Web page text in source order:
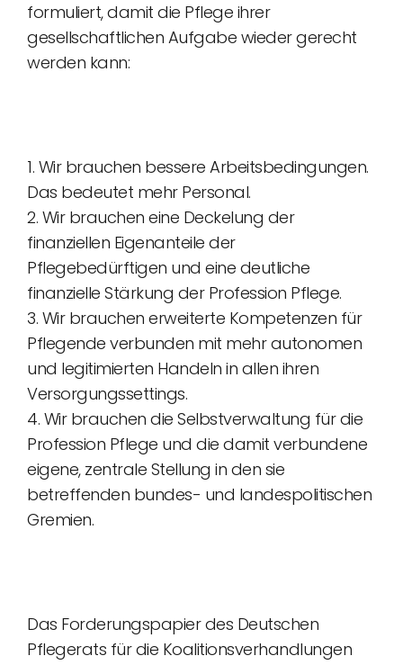
formuliert, damit die Pflege ihrer
gesellschaftlichen Aufgabe wieder gerecht
werden kann:
1. Wir brauchen bessere Arbeitsbedingungen.
Das bedeutet mehr Personal.
2. Wir brauchen eine Deckelung der
finanziellen Eigenanteile der
Pflegebedürftigen und eine deutliche
finanzielle Stärkung der Profession Pflege.
3. Wir brauchen erweiterte Kompetenzen für
Pflegende verbunden mit mehr autonomen
und legitimierten Handeln in allen ihren
Versorgungssettings.
4. Wir brauchen die Selbstverwaltung für die
Profession Pflege und die damit verbundene
eigene, zentrale Stellung in den sie
betreffenden bundes- und landespolitischen
Gremien.
Das Forderungspapier des Deutschen
Pflegerats für die Koalitionsverhandlungen